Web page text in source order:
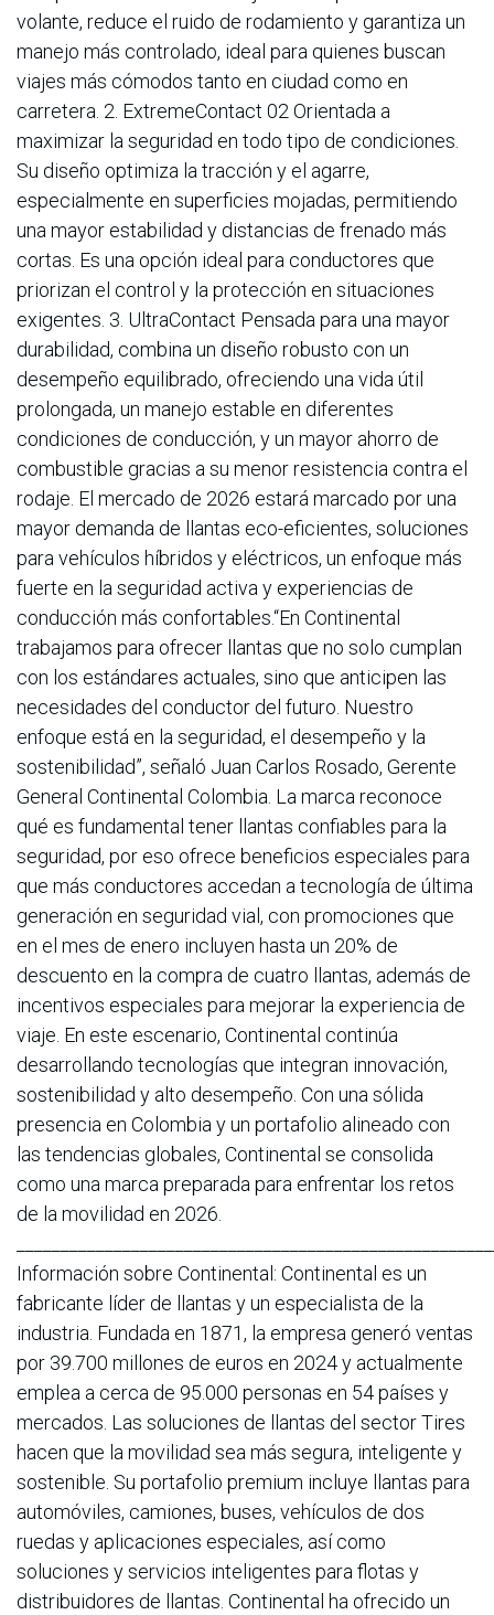
volante, reduce el ruido de rodamiento y garantiza un
manejo más controlado, ideal para quienes buscan
viajes más cómodos tanto en ciudad como en
carretera. 2. ExtremeContact 02 Orientada a
maximizar la seguridad en todo tipo de condiciones.
Su diseño optimiza la tracción y el agarre,
especialmente en superficies mojadas, permitiendo
una mayor estabilidad y distancias de frenado más
cortas. Es una opción ideal para conductores que
priorizan el control y la protección en situaciones
exigentes. 3. UltraContact Pensada para una mayor
durabilidad, combina un diseño robusto con un
desempeño equilibrado, ofreciendo una vida útil
prolongada, un manejo estable en diferentes
condiciones de conducción, y un mayor ahorro de
combustible gracias a su menor resistencia contra el
rodaje. El mercado de 2026 estará marcado por una
mayor demanda de llantas eco-eficientes, soluciones
para vehículos híbridos y eléctricos, un enfoque más
fuerte en la seguridad activa y experiencias de
conducción más confortables.“En Continental
trabajamos para ofrecer llantas que no solo cumplan
con los estándares actuales, sino que anticipen las
necesidades del conductor del futuro. Nuestro
enfoque está en la seguridad, el desempeño y la
sostenibilidad”, señaló Juan Carlos Rosado, Gerente
General Continental Colombia. La marca reconoce
qué es fundamental tener llantas confiables para la
seguridad, por eso ofrece beneficios especiales para
que más conductores accedan a tecnología de última
generación en seguridad vial, con promociones que
en el mes de enero incluyen hasta un 20% de
descuento en la compra de cuatro llantas, además de
incentivos especiales para mejorar la experiencia de
viaje. En este escenario, Continental continúa
desarrollando tecnologías que integran innovación,
sostenibilidad y alto desempeño. Con una sólida
presencia en Colombia y un portafolio alineado con
las tendencias globales, Continental se consolida
como una marca preparada para enfrentar los retos
de la movilidad en 2026.
Información sobre Continental: Continental es un
fabricante líder de llantas y un especialista de la
industria. Fundada en 1871, la empresa generó ventas
por 39.700 millones de euros en 2024 y actualmente
emplea a cerca de 95.000 personas en 54 países y
mercados. Las soluciones de llantas del sector Tires
hacen que la movilidad sea más segura, inteligente y
sostenible. Su portafolio premium incluye llantas para
automóviles, camiones, buses, vehículos de dos
ruedas y aplicaciones especiales, así como
soluciones y servicios inteligentes para flotas y
distribuidores de llantas. Continental ha ofrecido un